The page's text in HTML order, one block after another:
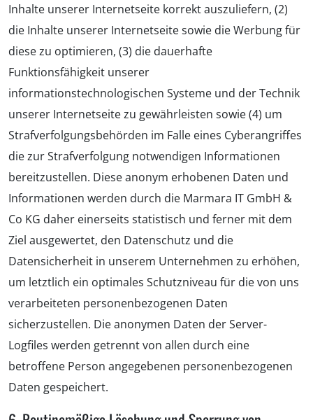
Inhalte unserer Internetseite korrekt auszuliefern, (2)
die Inhalte unserer Internetseite sowie die Werbung für
diese zu optimieren, (3) die dauerhafte
Funktionsfähigkeit unserer
informationstechnologischen Systeme und der Technik
unserer Internetseite zu gewährleisten sowie (4) um
Strafverfolgungsbehörden im Falle eines Cyberangriffes
die zur Strafverfolgung notwendigen Informationen
bereitzustellen. Diese anonym erhobenen Daten und
Informationen werden durch die Marmara IT GmbH &
Co KG daher einerseits statistisch und ferner mit dem
Ziel ausgewertet, den Datenschutz und die
Datensicherheit in unserem Unternehmen zu erhöhen,
um letztlich ein optimales Schutzniveau für die von uns
verarbeiteten personenbezogenen Daten
sicherzustellen. Die anonymen Daten der Server-
Logfiles werden getrennt von allen durch eine
betroffene Person angegebenen personenbezogenen
Daten gespeichert.